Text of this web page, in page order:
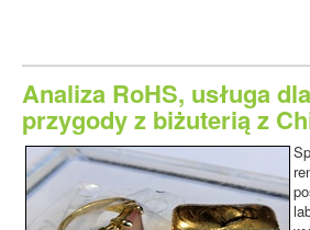
Analiza RoHS, usługa
przygody z biżuterią z